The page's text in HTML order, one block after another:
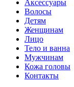
Аксессуары
Волосы
Детям
Женщинам
Лицо
Тело и ванна
Мужчинам
Кожа головы
Контакты